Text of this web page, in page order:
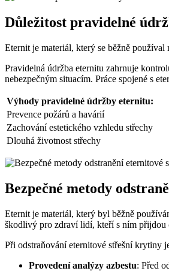
Důležitost pravidelné
Eternit je materiál, který se běžně
Pravidelná údržba eternitu zahrnuje
nebezpečným situacím. Práce spojené s
Výhody pravidelné údržby eternitu:
Prevence požárů a havárií
Zachování estetického vzhledu střechy
Dlouhá životnost střechy
Bezpečné metody
Eternit je materiál, který byl běžně
škodlivý pro zdraví lidí, kteří s ním přijdou
Při odstraňování eternitové střešní krytiny
Provedení analýzy azbestu: Před